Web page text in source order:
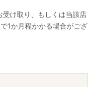
け取り、もしくは当該店
1か月程かかる場合がござ